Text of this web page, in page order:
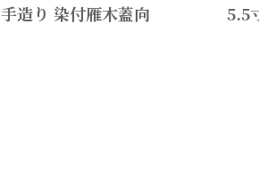
手造り 染付雁木蓋向 5.5